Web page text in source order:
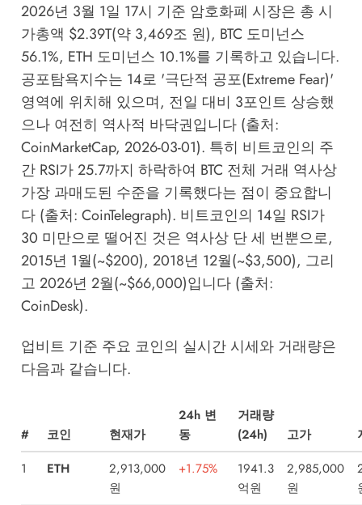
2026년 3월 1일 17시 기준 암호화폐 시장은 총 시
가총액 $2.39T(약 3,469조 원), BTC 도미넌스
56.1%, ETH 도미넌스 10.1%를 기록하고 있습니다.
공포탐욕지수는 14로 '극단적 공포(Extreme Fear)'
영역에 위치해 있으며, 전일 대비 3포인트 상승했
으나 여전히 역사적 바닥권입니다 (출처:
CoinMarketCap, 2026-03-01). 특히 비트코인의 주
간 RSI가 25.7까지 하락하여 BTC 전체 거래 역사상
가장 과매도된 수준을 기록했다는 점이 중요합니
다 (출처: CoinTelegraph). 비트코인의 14일 RSI가
30 미만으로 떨어진 것은 역사상 단 세 번뿐으로,
2015년 1월(~$200), 2018년 12월(~$3,500), 그리
고 2026년 2월(~$66,000)입니다 (출처:
CoinDesk).
업비트 기준 주요 코인의 실시간 시세와 거래량은
다음과 같습니다.
# 코인 현재가
24h 변
동
거래량
(24h)
고가
1
ETH
2,913,000
원
+1.75%
1941.3
억원
2,985,000
원